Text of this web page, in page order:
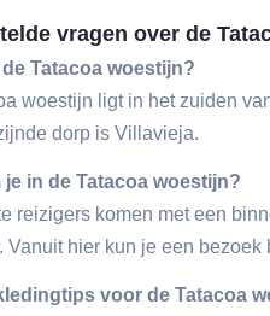
vragen over de
Tatacoa woestijn?
woestijn ligt in het zuiden
dorp is Villavieja.
je in de Tatacoa woestijn?
reizigers komen met een
Vanuit hier kun je een
voor de Tatacoa